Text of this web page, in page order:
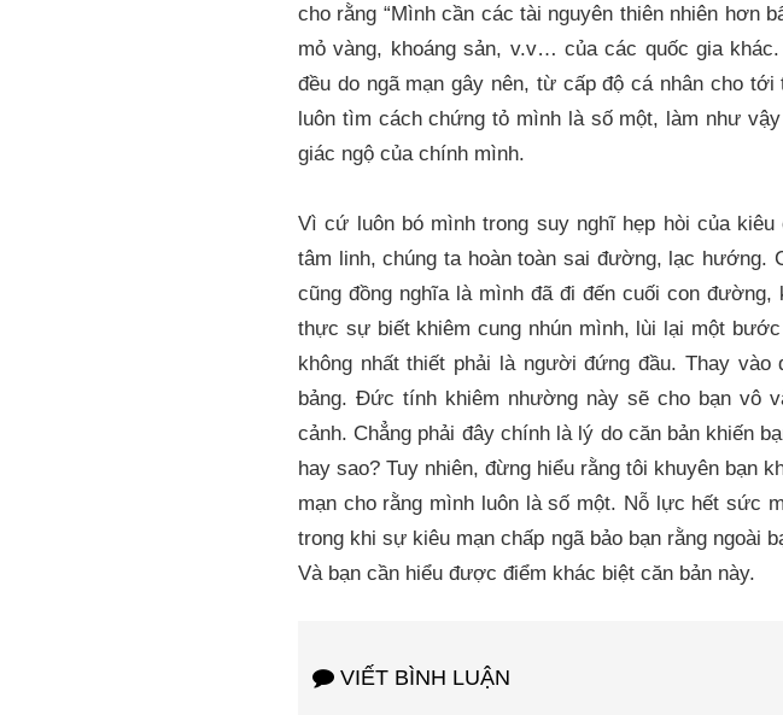
cho rằng “Mình cần các tài nguyên thiên nhiên hơn
mỏ vàng, khoáng sản, v.v… của các quốc gia
đều do ngã mạn gây nên, từ cấp độ cá nhân cho
luôn tìm cách chứng tỏ mình là số một, làm như
giác ngộ của chính mình.
Vì cứ luôn bó mình trong suy nghĩ hẹp hòi của
tâm linh, chúng ta hoàn toàn sai đường, lạc
cũng đồng nghĩa là mình đã đi đến cuối con
thực sự biết khiêm cung nhún mình, lùi lại một
không nhất thiết phải là người đứng đầu. Thay
bảng. Đức tính khiêm nhường này sẽ cho bạn vô
cảnh. Chẳng phải đây chính là lý do căn bản khiến
hay sao? Tuy nhiên, đừng hiểu rằng tôi khuyên bạn
mạn cho rằng mình luôn là số một. Nỗ lực hết sức
trong khi sự kiêu mạn chấp ngã bảo bạn rằng ngoài
Và bạn cần hiểu được điểm khác biệt căn bản này.
VIẾT BÌNH LUẬN